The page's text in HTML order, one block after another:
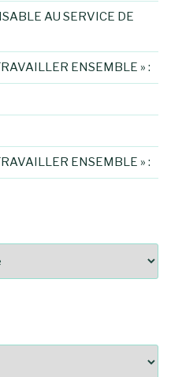
AU SERVICE DE
ENSEMBLE » :
ENSEMBLE » :